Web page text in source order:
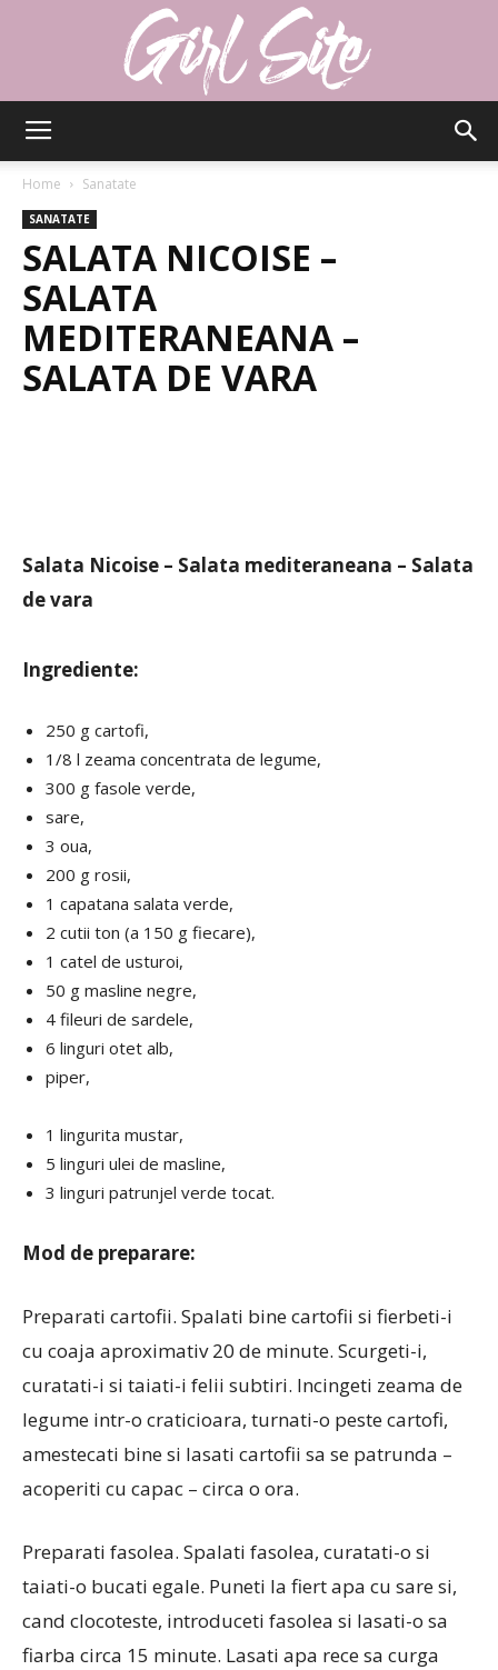
Home Sanatate
SANATATE
SALATA NICOISE –
SALATA
MEDITERANEANA –
SALATA DE VARA
Salata Nicoise – Salata mediteraneana – Salata
de vara
Ingrediente:
250 g cartofi,
1/8 l zeama concentrata de legume,
300 g fasole verde,
sare,
3 oua,
200 g rosii,
1 capatana salata verde,
2 cutii ton (a 150 g fiecare),
1 catel de usturoi,
50 g masline negre,
4 fileuri de sardele,
6 linguri otet alb,
piper,
1 lingurita mustar,
5 linguri ulei de masline,
3 linguri patrunjel verde tocat.
Mod de preparare:
Preparati cartofii. Spalati bine cartofii si fierbeti-i
cu coaja aproximativ 20 de minute. Scurgeti-i,
curatati-i si taiati-i felii subtiri. Incingeti zeama de
legume intr-o craticioara, turnati-o peste cartofi,
amestecati bine si lasati cartofii sa se patrunda –
acoperiti cu capac – circa o ora.
Preparati fasolea. Spalati fasolea, curatati-o si
taiati-o bucati egale. Puneti la fiert apa cu sare si,
cand clocoteste, introduceti fasolea si lasati-o sa
fiarba circa 15 minute. Lasati apa rece sa curga